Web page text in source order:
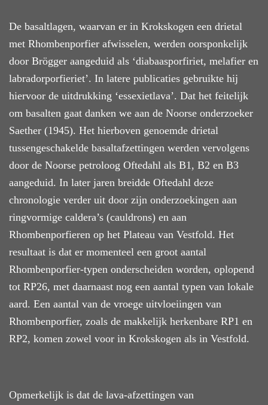
De basaltlagen, waarvan er in Krokskogen een drietal
met Rhombenporfier afwisselen, werden oorsponkelijk
door Brögger aangeduid als ‘diabaasporfiriet, melafier en
labradorporfieriet’. In latere publicaties gebruikte hij
hiervoor de uitdrukking ‘essexietlava’. Dat het feitelijk
om basalten gaat danken we aan de Noorse onderzoeker
Saether (1945). Het hierboven genoemde drietal
tussengeschakelde basaltafzettingen werden vervolgens
door de Noorse petroloog Oftedahl als B1, B2 en B3
aangeduid. In later jaren breidde Oftedahl deze
chronologie verder uit door zijn onderzoekingen aan
ringvormige caldera’s (cauldrons) en aan
Rhombenporfieren op het Plateau van Vestfold. Het
resultaat is dat er momenteel een groot aantal
Rhombenporfier-typen onderscheiden worden, oplopend
tot RP26, met daarnaast nog een aantal typen van lokale
aard. Een aantal van de vroege uitvloeiingen van
Rhombenporfier, zoals de makkelijk herkenbare RP1 en
RP2, komen zowel voor in Krokskogen als in Vestfold.
Opmerkelijk is dat de lava-afzettingen van